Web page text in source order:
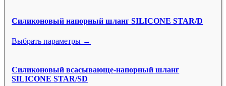
Силиконовый напорный шланг SILICONE STAR/D
Выбрать параметры →
Силиконовый всасывающе-напорный шланг
SILICONE STAR/SD